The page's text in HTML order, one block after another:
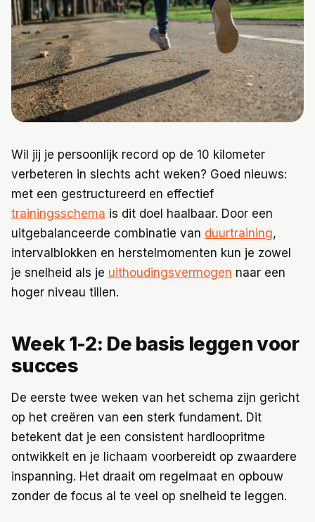
Wil jij je persoonlijk record op de 10 kilometer
verbeteren in slechts acht weken? Goed nieuws:
met een gestructureerd en effectief
trainingsschema is dit doel haalbaar. Door een
uitgebalanceerde combinatie van duurtraining,
intervalblokken en herstelmomenten kun je zowel
je snelheid als je uithoudingsvermogen naar een
hoger niveau tillen.
Week 1-2: De basis leggen voor
succes
De eerste twee weken van het schema zijn gericht
op het creëren van een sterk fundament. Dit
betekent dat je een consistent hardloopritme
ontwikkelt en je lichaam voorbereidt op zwaardere
inspanning. Het draait om regelmaat en opbouw
zonder de focus al te veel op snelheid te leggen.